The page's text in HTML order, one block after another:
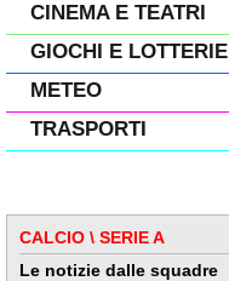
CINEMA E TEATRI
GIOCHI E LOTTERIE
METEO
TRASPORTI
CALCIO \ SERIE A
Le notizie dalle squadre